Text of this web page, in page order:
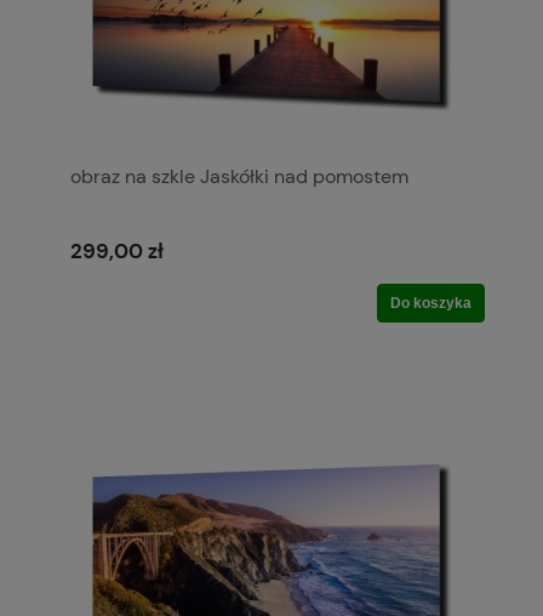
obraz na szkle Jaskółki nad pomostem
299,00 zł
Do koszyka